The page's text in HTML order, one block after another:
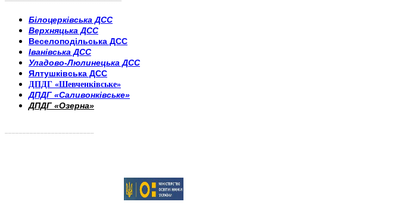
Білоцерківська ДСС
Верхняцька ДСС
Веселоподільська ДСС
Іванівська ДСС
Уладово-Люлинецька ДСС
Ялтушківська ДСС
ДПДГ «Шевченківське»
ДПДГ «Саливонківське»
ДПДГ «Озерна»